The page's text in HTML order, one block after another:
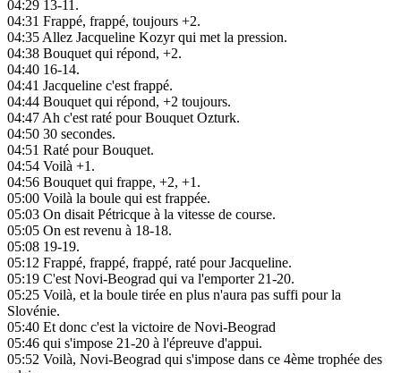
04:29 13-11.
04:31 Frappé, frappé, toujours +2.
04:35Allez Jacqueline Kozyr qui met la pression.
04:38 Bouquet qui répond, +2.
04:40 16-14.
04:41 Jacqueline c'est frappé.
04:44 Bouquet qui répond, +2 toujours.
04:47Ah c'est raté pour Bouquet Ozturk.
04:50 30 secondes.
04:51 Raté pour Bouquet.
04:54 Voilà +1.
04:56 Bouquet qui frappe, +2, +1.
05:00 Voilà la boule qui est frappée.
05:03 On disait Pétricque à la vitesse de course.
05:05 On est revenu à 18-18.
05:08 19-19.
05:12 Frappé, frappé, frappé, raté pour Jacqueline.
05:19 C'est Novi-Beograd qui va l'emporter 21-20.
05:25 Voilà, et la boule tirée en plus n'aura pas suffi pour la
Slovénie.
05:40 Et donc c'est la victoire de Novi-Beograd
05:46 qui s'impose 21-20 à l'épreuve d'appui.
05:52 Voilà, Novi-Beograd qui s'impose dans ce 4ème trophée des